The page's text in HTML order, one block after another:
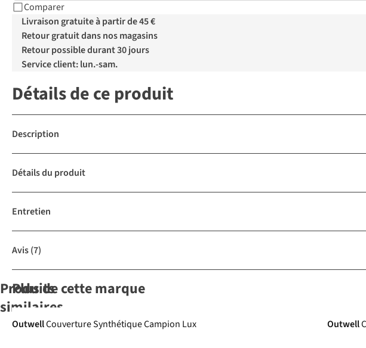
Comparer
Livraison gratuite à partir de 45 €
Retour gratuit dans nos magasins
Retour possible durant 30 jours
Service client: lun.-sam.
Détails de ce produit
Description
Détails du produit
Entretien
Avis(7)
Produits
similaires
Plus de cette marque
OutwellCouverture Synthétique Campion Lux Outwell